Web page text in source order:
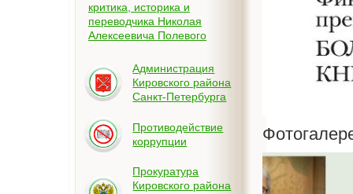
критика, историка и
переводчика Николая
Алексеевича Полевого
Администрация
Кировского района
Санкт-Петербурга
Противодействие
коррупции
Прокуратура
Кировского района